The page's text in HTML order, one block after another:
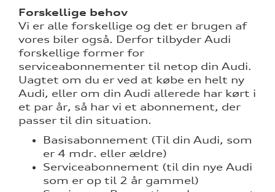
Forskellige behov
Vi er alle forskellige og det er brugen af
vores biler også. Derfor tilbyder Audi
forskellige former for
serviceabonnementer til netop din Audi.
Uagtet om du er ved at købe en helt ny
Audi, eller om din Audi allerede har kørt i
et par år, så har vi et abonnement, der
passer til din situation.
Basisabonnement (Til din Audi, som
er 4 mdr. eller ældre)
Serviceabonnement (til din nye Audi
som er op til 2 år gammel)